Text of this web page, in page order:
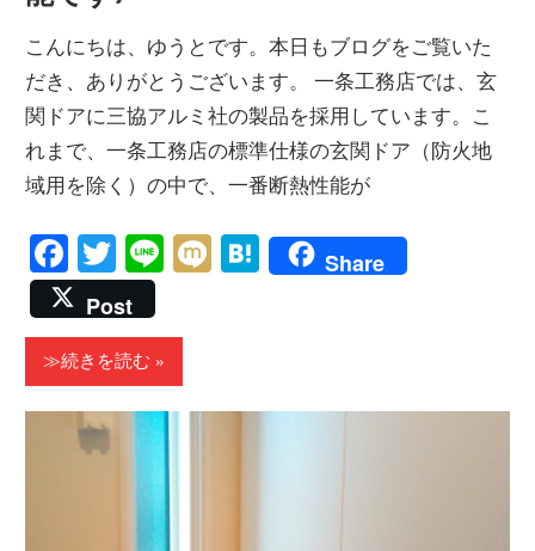
こんにちは、ゆうとです。本日もブログをご覧いた
だき、ありがとうございます。 一条工務店では、玄
関ドアに三協アルミ社の製品を採用しています。こ
れまで、一条工務店の標準仕様の玄関ドア（防火地
域用を除く）の中で、一番断熱性能が
Facebook
Twitter
LineMixiHatena
Share
Post
≫続きを読む